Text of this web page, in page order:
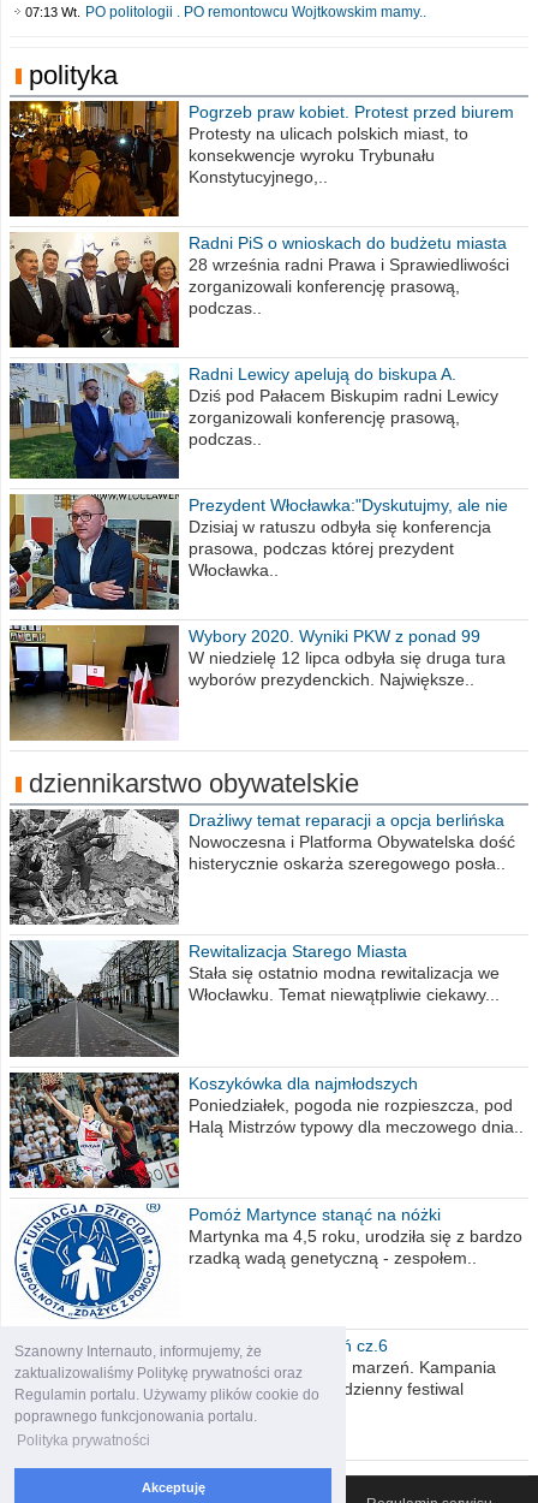
Szanowny Internauto, informujemy, że
zaktualizowaliśmy Politykę prywatności oraz
Regulamin portalu. Używamy plików cookie do
poprawnego funkcjonowania portalu.
Polityka prywatności
Akceptuję
07:13 Wt. PO politologii . PO remontowcu Wojtkowskim mamy..
polityka
Pogrzeb praw kobiet. Protest przed biurem
poselskim PiS
Protesty na ulicach polskich miast, to
konsekwencje wyroku Trybunału
Konstytucyjnego,..
Radni PiS o wnioskach do budżetu miasta
na 2021 rok
28 września radni Prawa i Sprawiedliwości
zorganizowali konferencję prasową,
podczas..
Radni Lewicy apelują do biskupa A.
Wiesława Meringa
Dziś pod Pałacem Biskupim radni Lewicy
zorganizowali konferencję prasową,
podczas..
Prezydent Włocławka:"Dyskutujmy, ale nie
obrażajmy się”
Dzisiaj w ratuszu odbyła się konferencja
prasowa, podczas której prezydent
Włocławka..
Wybory 2020. Wyniki PKW z ponad 99
procent obwodów
W niedzielę 12 lipca odbyła się druga tura
wyborów prezydenckich. Największe..
dziennikarstwo obywatelskie
Drażliwy temat reparacji a opcja berlińska
Nowoczesna i Platforma Obywatelska dość
histerycznie oskarża szeregowego posła..
Rewitalizacja Starego Miasta
Stała się ostatnio modna rewitalizacja we
Włocławku. Temat niewątpliwie ciekawy...
Koszykówka dla najmłodszych
Poniedziałek, pogoda nie rozpieszcza, pod
Halą Mistrzów typowy dla meczowego dnia..
Pomóż Martynce stanąć na nóżki
Martynka ma 4,5 roku, urodziła się z bardzo
rzadką wadą genetyczną - zespołem..
Polska moich marzeń cz.6
Nadszedł kres moich marzeń. Kampania
wyborcza czyli niecodzienny festiwal
obietnic,..